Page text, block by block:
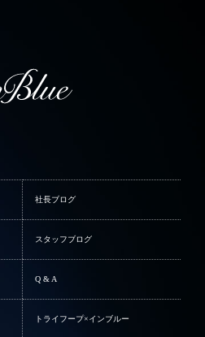
社長ブログ
スタッフブログ
Q & A
トライフープ×インブルー